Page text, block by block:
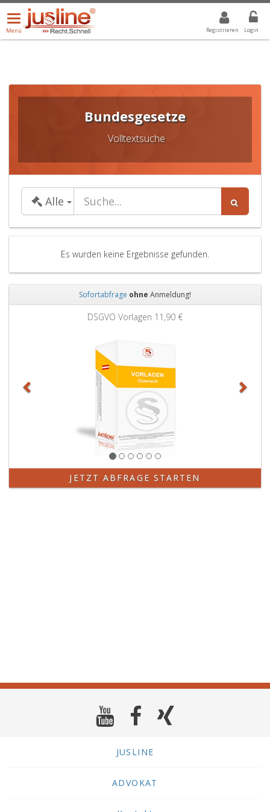
Registrieren Login
Menü
öffnen/schließen
Menü
ALLE DROPDOWN: GEWÄHLTER WERT IST ALLE
Bundesgesetze
Volltextsuche
Alle Dropdown: Gewählter Wert ist Alle
Es wurden keine Ergebnisse gefunden.
Sofortabfrage ohne Anmeldung!
DSGVO Vorlagen 11,90 €
JETZT ABFRAGE STARTEN
JUSLINE
ADVOKAT